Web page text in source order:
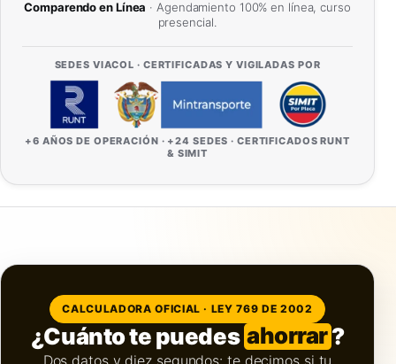
Comparendo en Línea · Agendamiento 100% en línea, curso
presencial.
SEDES VIACOL · CERTIFICADAS Y VIGILADAS POR
+6 AÑOS DE OPERACIÓN · +24 SEDES · CERTIFICADOS RUNT
& SIMIT
CALCULADORA OFICIAL · LEY 769 DE 2002
¿Cuánto te puedes ahorrar?
Dos datos y diez segundos: te decimos si tu